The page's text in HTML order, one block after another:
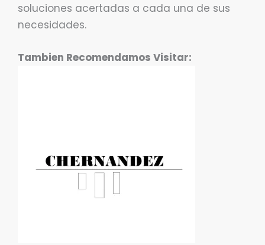
soluciones acertadas a cada una de sus
necesidades.
Tambien Recomendamos Visitar: